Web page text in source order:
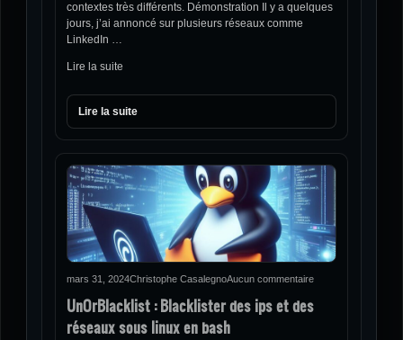
contextes très différents. Démonstration Il y a quelques
jours, j’ai annoncé sur plusieurs réseaux comme
LinkedIn …
Lire la suite
Lire la suite
mars 31, 2024Christophe CasalegnoAucun commentaire
UnOrBlacklist : Blacklister des ips et des
réseaux sous linux en bash